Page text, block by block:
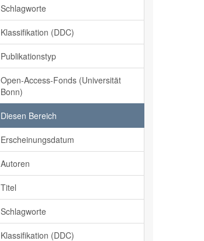
Schlagworte
Klassifikation (DDC)
Publikationstyp
Open-Access-Fonds (Universität
Bonn)
Diesen Bereich
Erscheinungsdatum
Autoren
Titel
Schlagworte
Klassifikation (DDC)